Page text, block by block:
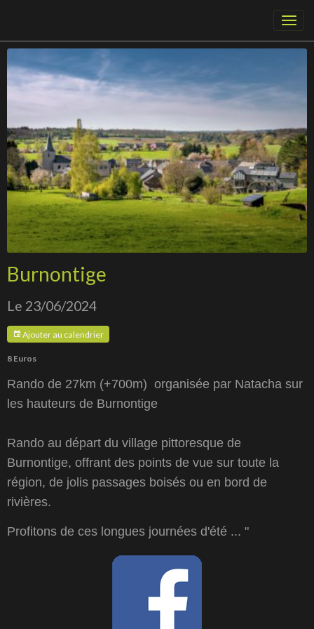
Burnontige
Le 23/06/2024
Ajouter au calendrier
8 Euros
Rando de 27km (+700m) organisée par Natacha sur
les hauteurs de Burnontige
Rando au départ du village pittoresque de
Burnontige, offrant des points de vue sur toute la
région, de jolis passages boisés ou en bord de
rivières.
Profitons de ces longues journées d'été ... "